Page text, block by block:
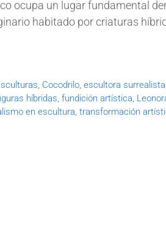
ocupa un lugar fundamental
habitado por criaturas
, Cocodrilo,escultora surrealista
híbridas, fundición artística,
en escultura, transformación